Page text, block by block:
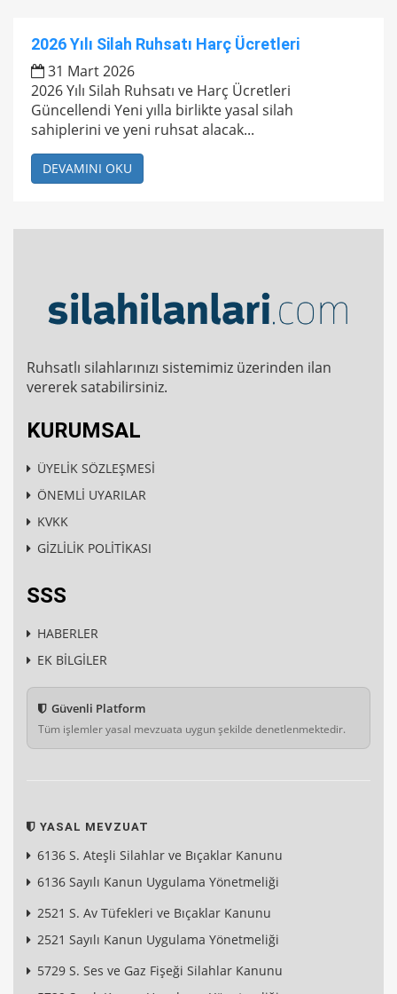
2026 Yılı Silah Ruhsatı Harç Ücretleri
31 Mart 2026
2026 Yılı Silah Ruhsatı ve Harç Ücretleri
Güncellendi Yeni yılla birlikte yasal silah
sahiplerini ve yeni ruhsat alacak...
DEVAMINI OKU
Ruhsatlı silahlarınızı sistemimiz üzerinden ilan
vererek satabilirsiniz.
KURUMSAL
ÜYELİK SÖZLEŞMESİ
ÖNEMLİ UYARILAR
KVKK
GİZLİLİK POLİTİKASI
SSS
HABERLER
EK BİLGİLER
Güvenli Platform
Tüm işlemler yasal mevzuata uygun şekilde denetlenmektedir.
YASAL MEVZUAT
6136 S. Ateşli Silahlar ve Bıçaklar Kanunu
6136 Sayılı Kanun Uygulama Yönetmeliği
2521 S. Av Tüfekleri ve Bıçaklar Kanunu
2521 Sayılı Kanun Uygulama Yönetmeliği
5729 S. Ses ve Gaz Fişeği Silahlar Kanunu